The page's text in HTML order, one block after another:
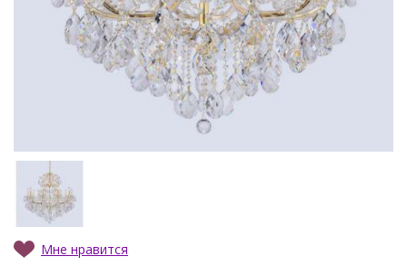
Мне нравится